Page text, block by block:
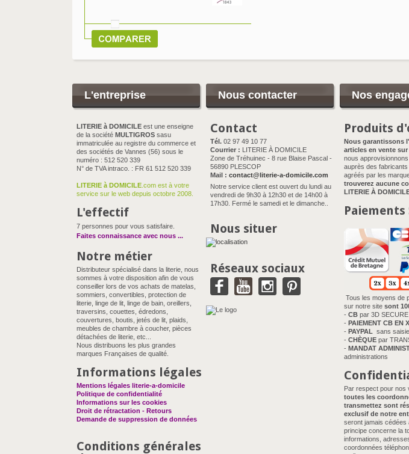
L'entreprise
LITERIE à DOMICILE est une enseigne
de la société MULTIGROS sasu
immatriculée au registre du commerce et
des sociétés de Vannes (56) sous le
numéro : 512 520 339
N° de TVA intraco. : FR 61 512 520 339
LITERIE à DOMICILE .com est à votre
service sur le web depuis octobre 2008.
L'effectif
7 personnes pour vous satisfaire.
Faites connaissance avec nous ...
Notre métier
Distributeur spécialisé dans la literie, nous
sommes à votre disposition afin de vous
conseiller lors de vos achats de matelas,
sommiers, convertibles, protection de
literie, linge de lit, linge de bain, oreillers,
traversins, couettes, édredons,
couvertures, boutis, jetés de lit, plaids,
meubles de chambre à coucher, pièces
détachées de literie, etc...
Nous distribuons les plus grandes
marques Françaises de qualité.
Informations légales
Mentions légales literie-a-domicile
Politique de confidentialité
Informations sur les cookies
Droit de rétractation - Retours
Demande de suppression de données
Conditions générales
Nous contacter
Contact
Tél. 02 97 49 10 77
Courrier : LITERIE À DOMICILE
Zone de Tréhuinec - 8 rue Blaise Pascal -
56890 PLESCOP
Mail : contact@literie-a-domicile.com
Notre service client est ouvert du lundi au
vendredi de 9h30 à 12h30 et de 14h00 à
17h30. Fermé le samedi et le dimanche..
Nous situer
Réseaux sociaux
Nos
Produits
Nous garantissons
articles en vente
nous
auprès des
agréés par les
trouverez aucune
LITERIE À
Paiements
Tous les moyens de
sur notre site sont
- CB par 3D SECURE
- PAIEMENT CB EN
- PAYPAL sans
- CHÈQUE par
- MANDAT
administrations
Par respect pour nos
toutes les
transmettez sont
exclusif de notre
seront jamais cédées
principe concerne la
informations,
coordonnées